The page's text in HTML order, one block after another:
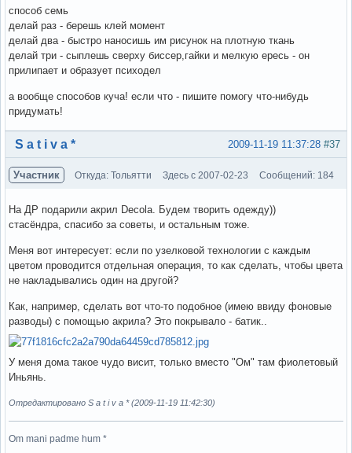
способ семь
делай раз - берешь клей момент
делай два - быстро наносишь им рисунок на плотную ткань
делай три - сыплешь сверху биссер,гайки и мелкую ересь - он
прилипает и образует психодел
а вообще способов куча! если что - пишите помогу что-нибудь
придумать!
Вне форума #37
2009-11-19 11:37:28
S a t i v a *
Участник Откуда: Тольятти Здесь с 2007-02-23 Сообщений: 184
На ДР подарили акрил Decola. Будем творить одежду))
стасёндра, спасибо за советы, и остальным тоже.
Меня вот интересует: если по узелковой технологии с каждым
цветом проводится отдельная операция, то как сделать, чтобы цвета
не накладывались один на другой?
Как, например, сделать вот что-то подобное (имею ввиду фоновые
разводы) с помощью акрила? Это покрывало - батик..
У меня дома такое чудо висит, только вместо "Ом" там фиолетовый
Иньянь.
Отредактировано S a t i v a * (2009-11-19 11:42:30)
Om mani padme hum *